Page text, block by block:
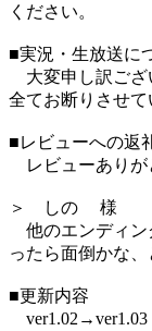
ください。
■実況・生放送に
大変申し訳ござ
全てお断りさせて
■レビューへの返
レビューありが
＞ しの 様
他のエンディン
ったら面倒かな
■更新内容